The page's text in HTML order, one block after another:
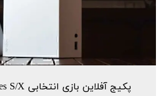
پکیج آفلاین بازی انتخابی Xbox One - Series S/X